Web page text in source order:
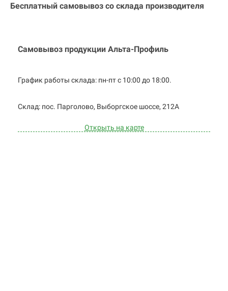
Бесплатный самовывоз со склада производителя
Самовывоз продукции Альта-Профиль
График работы склада: пн-пт с 10:00 до 18:00.
Cклад: пос. Парголово, Выборгское шоссе, 212А
Открыть на карте